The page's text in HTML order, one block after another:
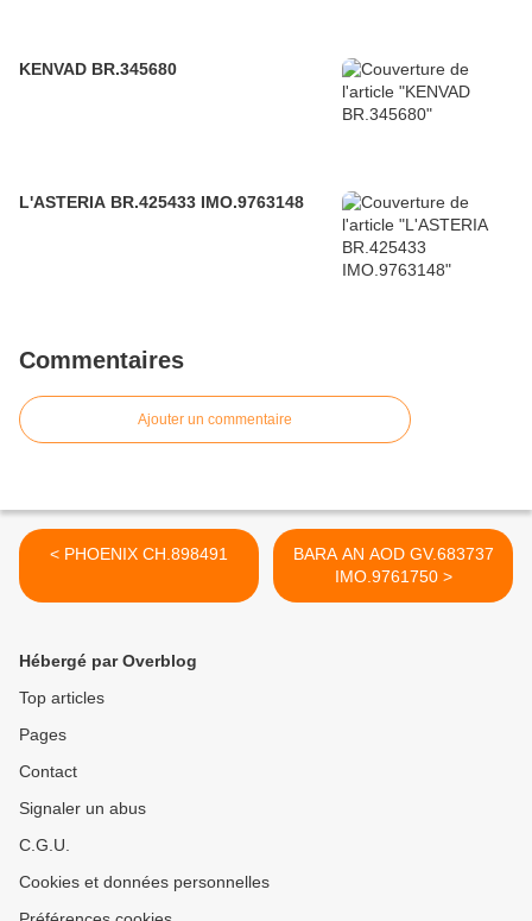
KENVAD BR.345680
L'ASTERIA BR.425433 IMO.9763148
Commentaires
Ajouter un commentaire
< PHOENIX CH.898491
BARA AN AOD GV.683737
IMO.9761750 >
Hébergé par Overblog
Top articles
Pages
Contact
Signaler un abus
C.G.U.
Cookies et données personnelles